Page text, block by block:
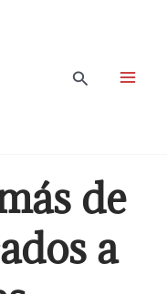
Buscar
de
a